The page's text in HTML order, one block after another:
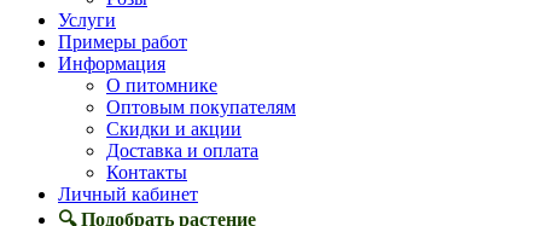
Услуги
Примеры работ
Информация
О питомнике
Оптовым покупателям
Скидки и акции
Доставка и оплата
Контакты
Личный кабинет
🔍 Подобрать растение